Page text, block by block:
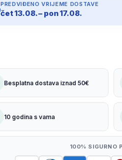
PREDVIĐENO VRIJEME DOSTAVE
čet 13.08. – pon 17.08.
Besplatna dostava iznad 50€
10 godina s vama
100% SIGURNO